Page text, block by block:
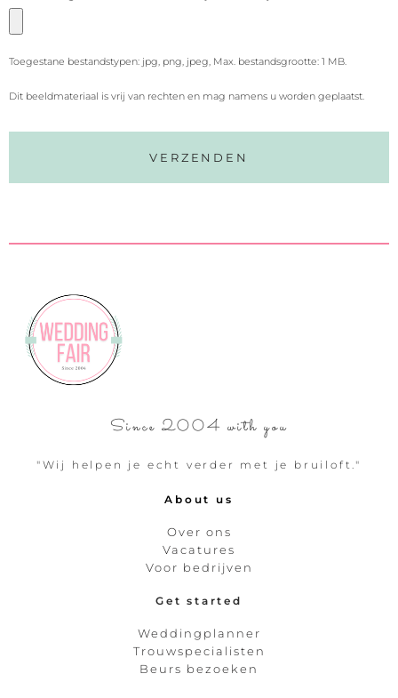
Toegestane bestandstypen: jpg, png, jpeg, Max. bestandsgrootte: 1 MB.
Dit beeldmateriaal is vrij van rechten en mag namens u worden geplaatst.
Since 2004 with you
"Wij helpen je echt verder met je bruiloft."
About us
Over ons
Vacatures
Voor bedrijven
Get started
Weddingplanner
Trouwspecialisten
Beurs bezoeken